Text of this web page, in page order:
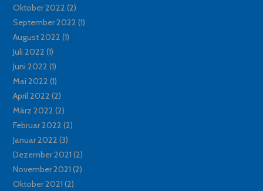
Oktober 2022 (2)
September 2022 (1)
August 2022 (1)
Juli 2022 (1)
Juni 2022 (1)
Mai 2022 (1)
April 2022 (2)
März 2022 (2)
Februar 2022 (2)
Januar 2022 (3)
Dezember 2021 (2)
November 2021 (2)
Oktober 2021 (2)